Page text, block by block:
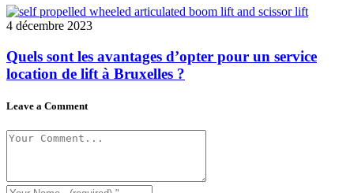
4 décembre 2023
Quels sont les avantages d’opter pour un service
location de lift à Bruxelles ?
Leave a Comment